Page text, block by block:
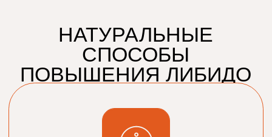
-маленькие ритуалы удовольствия
каждый день
НА ЛИБИДО